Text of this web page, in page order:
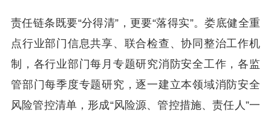
责任链条既要“分得清”，更要“落得实”。娄底健全重
点行业部门信息共享、联合检查、协同整治工作机
制，各行业部门每月专题研究消防安全工作，各监
管部门每季度专题研究，逐一建立本领域消防安全
风险管控清单，形成“风险源、管控措施、责任人”一